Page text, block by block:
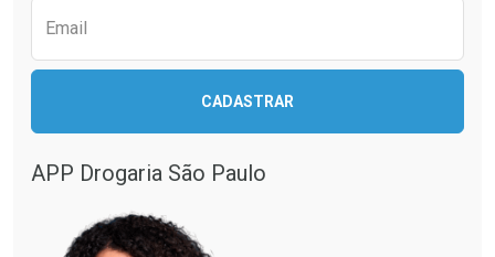
Comprar sem Desconto
Por R$ 664,02/cada
Comprar sem Desconto
Ativar Desconto
Comprar sem Desconto
Email
CADASTRAR
APP Drogaria São Paulo